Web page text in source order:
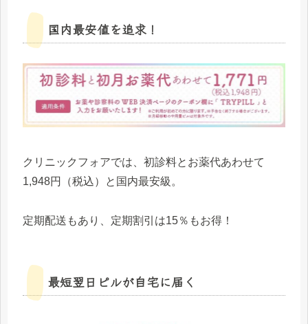
国内最安値を追求！
クリニックフォアでは、初診料とお薬代あわせて
1,948円（税込）と国内最安級。
定期配送もあり、定期割引は15％もお得！
最短翌日ピルが自宅に届く